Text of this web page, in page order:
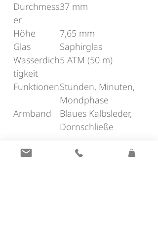
Durchmess
er
37 mm
Höhe
7,65 mm
Glas
Saphirglas
Wasserdich
tigkeit
5 ATM (50 m)
FunktionenStunden, Minuten,
Mondphase
Armband
Blaues Kalbsleder,
Dornschließe